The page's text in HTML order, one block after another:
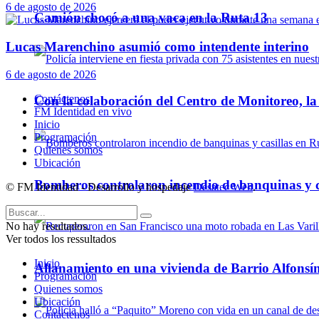
Camión chocó a una vaca en la Ruta 13
Con la colaboración del Centro de Monitoreo,
Bomberos controlaron incendio de banquinas y
Allanamiento en una vivienda de Barrio
6 de agosto de 2026
Lucas Marenchino asumió como intendente interino
6 de agosto de 2026
Contáctenos
FM Identidad en vivo
Inicio
Programación
Quienes somos
Ubicación
© FM Identidad - Desarrollo y hospedajeDesatec Web.
No hay resultados.
Ver todos los ressultados
Inicio
Programación
Quienes somos
Ubicación
Contáctenos